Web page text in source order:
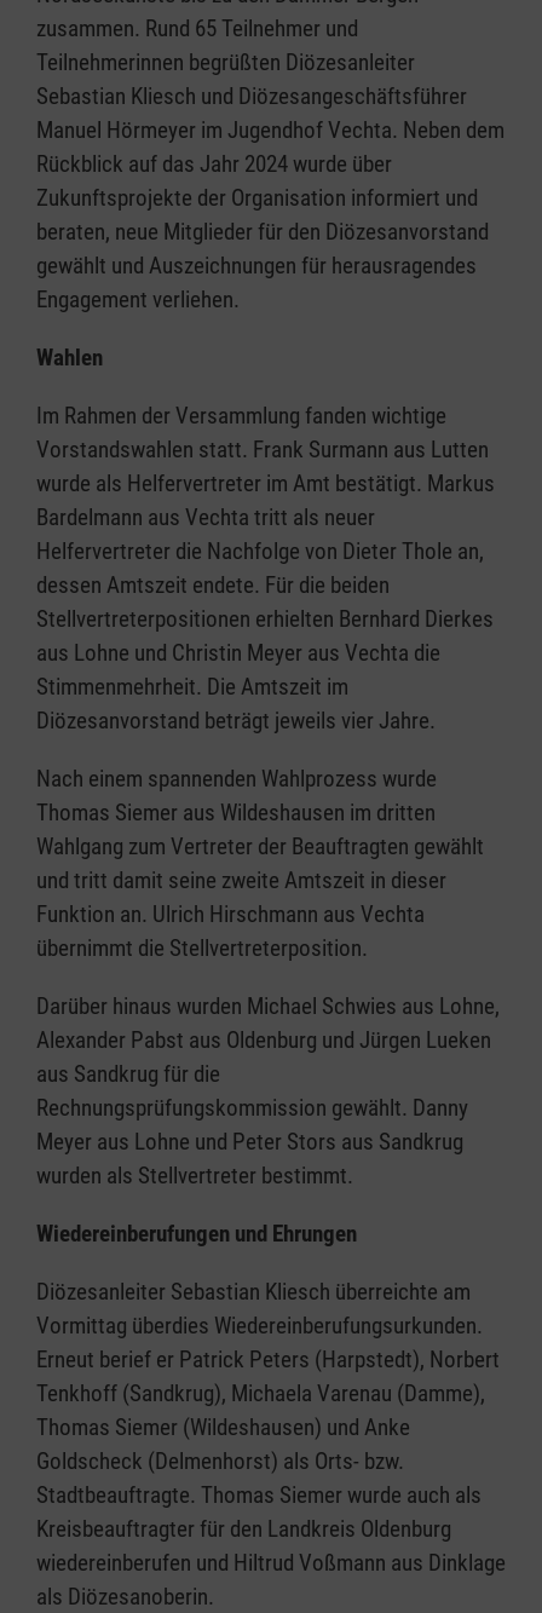
zusammen. Rund 65 Teilnehmer und
Teilnehmerinnen begrüßten Diözesanleiter
Sebastian Kliesch und Diözesangeschäftsführer
Manuel Hörmeyer im Jugendhof Vechta. Neben dem
Rückblick auf das Jahr 2024 wurde über
Zukunftsprojekte der Organisation informiert und
beraten, neue Mitglieder für den Diözesanvorstand
gewählt und Auszeichnungen für herausragendes
Engagement verliehen.
Wahlen
Im Rahmen der Versammlung fanden wichtige
Vorstandswahlen statt. Frank Surmann aus Lutten
wurde als Helfervertreter im Amt bestätigt. Markus
Bardelmann aus Vechta tritt als neuer
Helfervertreter die Nachfolge von Dieter Thole an,
dessen Amtszeit endete. Für die beiden
Stellvertreterpositionen erhielten Bernhard Dierkes
aus Lohne und Christin Meyer aus Vechta die
Stimmenmehrheit. Die Amtszeit im
Diözesanvorstand beträgt jeweils vier Jahre.
Nach einem spannenden Wahlprozess wurde
Thomas Siemer aus Wildeshausen im dritten
Wahlgang zum Vertreter der Beauftragten gewählt
und tritt damit seine zweite Amtszeit in dieser
Funktion an. Ulrich Hirschmann aus Vechta
übernimmt die Stellvertreterposition.
Darüber hinaus wurden Michael Schwies aus Lohne,
Alexander Pabst aus Oldenburg und Jürgen Lueken
aus Sandkrug für die
Rechnungsprüfungskommission gewählt. Danny
Meyer aus Lohne und Peter Stors aus Sandkrug
wurden als Stellvertreter bestimmt.
Wiedereinberufungen und Ehrungen
Diözesanleiter Sebastian Kliesch überreichte am
Vormittag überdies Wiedereinberufungsurkunden.
Erneut berief er Patrick Peters (Harpstedt), Norbert
Tenkhoff (Sandkrug), Michaela Varenau (Damme),
Thomas Siemer (Wildeshausen) und Anke
Goldscheck (Delmenhorst) als Orts- bzw.
Stadtbeauftragte. Thomas Siemer wurde auch als
Kreisbeauftragter für den Landkreis Oldenburg
wiedereinberufen und Hiltrud Voßmann aus Dinklage
als Diözesanoberin.